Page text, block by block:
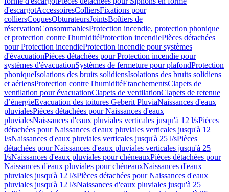
d'escargotAccessoiresColliersFixations pour
colliersCoquesObturateursJointsBoîtiers de
réservationConsommablesProtection incendie, protection phonique
et protection contre l'humiditéProtection incendiePièces détachées
pour Protection incendieProtection incendie pour systèmes
d'évacuationPièces détachées pour Protection incendie pour
systèmes d'évacuationSystèmes de fermeture pour plafondProtection
phoniqueIsolations des bruits solidiensIsolations des bruits solidiens
et aériensProtection contre l'humiditéEtanchementsClapets de
ventilation pour évacuationClapets de ventilationClapets de retenue
d’énergieEvacuation des toitures Geberit PluviaNaissances d'eaux
pluvialesPièces détachées pour Naissances d'eaux
pluvialesNaissances d'eaux pluviales verticales jusqu'à 12 l/sPièces
détachées pour Naissances d'eaux pluviales verticales jusqu'à 12
l/sNaissances d'eaux pluviales verticales jusqu'à 25 l/sPièces
détachées pour Naissances d'eaux pluviales verticales jusqu'à 25
l/sNaissances d'eaux pluviales pour chéneauxPièces détachées pour
Naissances d'eaux pluviales pour chéneauxNaissances d'eaux
pluviales jusqu'à 12 l/sPièces détachées pour Naissances d'eaux
pluviales jusqu'à 12 l/sNaissances d'eaux pluviales jusqu'à 25